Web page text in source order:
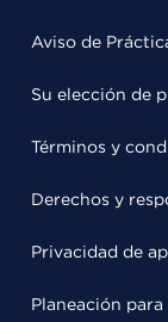
Aviso de
Su elección de
Términos y
Derechos y
Privacidad de
Planeación para